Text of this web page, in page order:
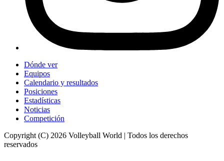
Dónde ver
Equipos
Calendario y resultados
Posiciones
Estadísticas
Noticias
Competición
Copyright (C) 2026 Volleyball World | Todos los derechos
reservados